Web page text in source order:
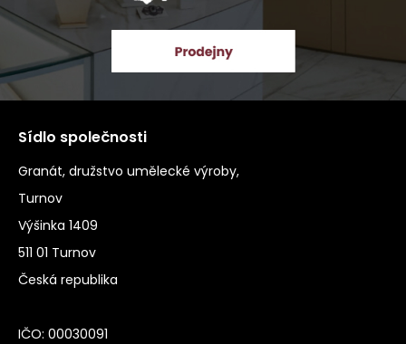
Sídlo společnosti
Granát, družstvo umělecké výroby,
Turnov
Výšinka 1409
511 01 Turnov
Česká republika
IČO: 00030091